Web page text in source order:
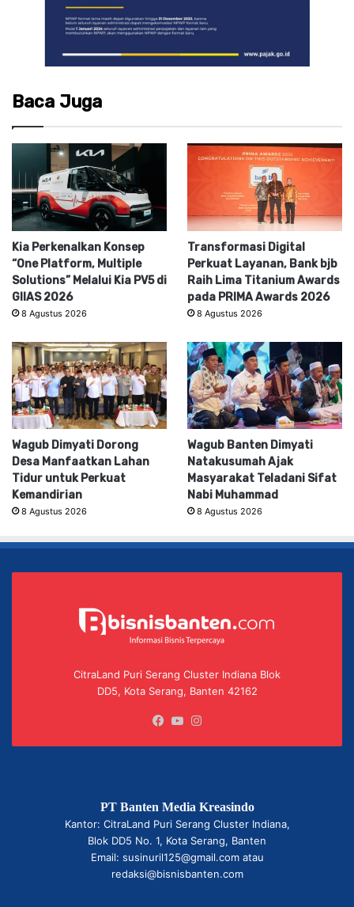
Baca Juga
Kia Perkenalkan Konsep
“One Platform, Multiple
Solutions” Melalui Kia PV5 di
GIIAS 2026
8 Agustus 2026
Transformasi Digital
Perkuat Layanan, Bank bjb
Raih Lima Titanium Awards
pada PRIMA Awards 2026
8 Agustus 2026
Wagub Dimyati Dorong
Desa Manfaatkan Lahan
Tidur untuk Perkuat
Kemandirian
8 Agustus 2026
Wagub Banten Dimyati
Natakusumah Ajak
Masyarakat Teladani Sifat
Nabi Muhammad
8 Agustus 2026
CitraLand Puri Serang Cluster Indiana Blok
DD5, Kota Serang, Banten 42162
Facebook
YouTube
PT Banten Media Kreasindo
Kantor: CitraLand Puri Serang Cluster Indiana,
Blok DD5 No. 1, Kota Serang, Banten
Email: susinuril125@gmail.com atau
redaksi@bisnisbanten.com